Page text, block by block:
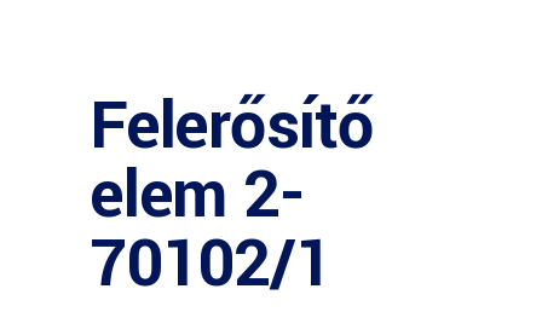
Felerősítő
elem 2-
70102/1